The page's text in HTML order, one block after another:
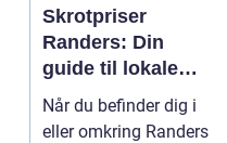
Skrotpriser
Randers: Din
guide til lokale
muligheder
Når du befinder dig i
eller omkring Randers